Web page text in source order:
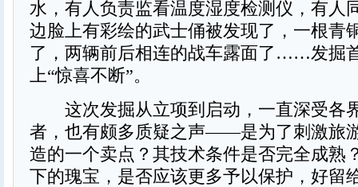
水，有人负责监看温度湿度检测仪，有
边脸上有彩绘的武士俑被发现了，一根青
了，两辆前后相连的战车露面了……发掘
上“惊喜不断”。
这次发掘从立项到启动，一直深受各
者，也有颇多质疑之声——是为了刺激旅
造的一个卖点？其技术条件是否完全成熟
下的瑰宝，是否应该更多予以保护，好留